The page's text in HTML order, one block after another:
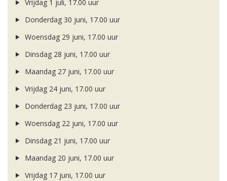
Vrijdag 1 juli, 17.00 uur
Donderdag 30 juni, 17.00 uur
Woensdag 29 juni, 17.00 uur
Dinsdag 28 juni, 17.00 uur
Maandag 27 juni, 17.00 uur
Vrijdag 24 juni, 17.00 uur
Donderdag 23 juni, 17.00 uur
Woensdag 22 juni, 17.00 uur
Dinsdag 21 juni, 17.00 uur
Maandag 20 juni, 17.00 uur
Vrijdag 17 juni, 17.00 uur